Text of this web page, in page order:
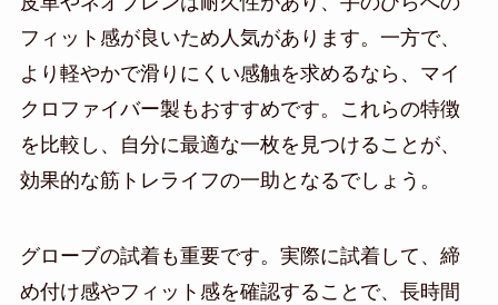
フィット感が良いため人気があります。一方で、
より軽やかで滑りにくい感触を求めるなら、マイ
クロファイバー製もおすすめです。これらの特徴
を比較し、自分に最適な一枚を見つけることが、
効果的な筋トレライフの一助となるでしょう。
グローブの試着も重要です。実際に試着して、締
め付け感やフィット感を確認することで、長時間